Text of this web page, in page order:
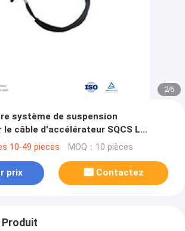
2/6
système de suspension
câble d'accélérateur SQCS L
10-49 pieces MOQ：10 pièces
prix Contactez
Produit